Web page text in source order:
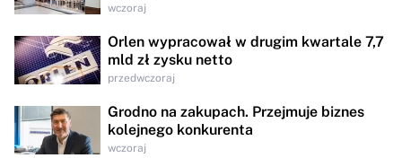
wczoraj
Orlen wypracował w drugim kwartale 7,7
mld zł zysku netto
przedwczoraj
Grodno na zakupach. Przejmuje biznes
kolejnego konkurenta
wczoraj